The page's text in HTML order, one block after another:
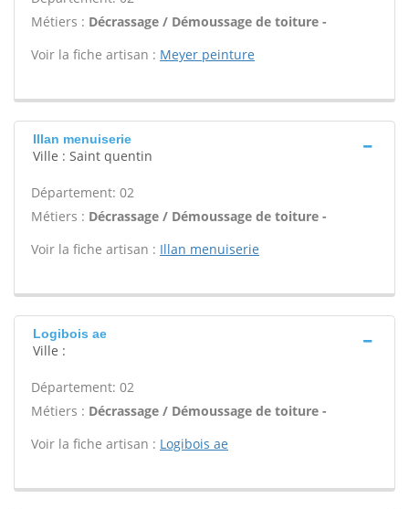
Métiers : Décrassage / Démoussage de toiture -
Voir la fiche artisan : Meyer peinture
Illan menuiserie
Ville : Saint quentin
Département: 02
Métiers : Décrassage / Démoussage de toiture -
Voir la fiche artisan : Illan menuiserie
Logibois ae
Ville :
Département: 02
Métiers : Décrassage / Démoussage de toiture -
Voir la fiche artisan : Logibois ae